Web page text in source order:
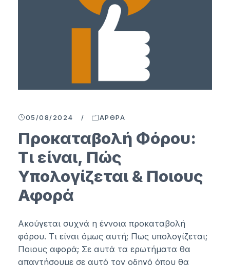
05/08/2024 / ΆΡΘΡΑ
Προκαταβολή Φόρου:
Τι είναι, Πώς
Υπολογίζεται & Ποιους
Αφορά
Ακούγεται συχνά η έννοια προκαταβολή
φόρου. Τι είναι όμως αυτή; Πως υπολογίζεται;
Ποιους αφορά; Σε αυτά τα ερωτήματα θα
απαντήσουμε σε αυτό τον οδηγό όπου θα